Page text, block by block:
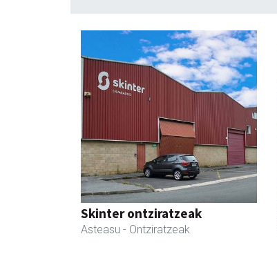
Skinter ontziratzeak
Asteasu - Ontziratzeak